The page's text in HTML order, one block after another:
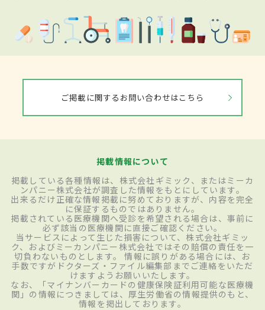
ご掲載に関するお問い合わせはこちら
掲載情報について
掲載している各種情報は、株式会社ギミック、またはミーカ
ンパニー株式会社が調査した情報をもとにしています。
出来るだけ正確な情報掲載に努めておりますが、内容を完全
に保証するものではありません。
掲載されている医療機関へ受診を希望される場合は、事前に
必ず該当の医療機関に直接ご確認ください。
当サービスによって生じた損害について、株式会社ギミッ
ク、およびミーカンパニー株式会社ではその賠償の責任を一
切負わないものとします。 情報に誤りがある場合には、お
手数ですがドクターズ・ファイル編集部までご連絡をいただ
けますようお願いいたします。
なお、「マイナンバーカードの健康保険証利用可能な医療機
関」の情報につきましては、厚生労働省の情報提供のもと、
情報を掲出しております。